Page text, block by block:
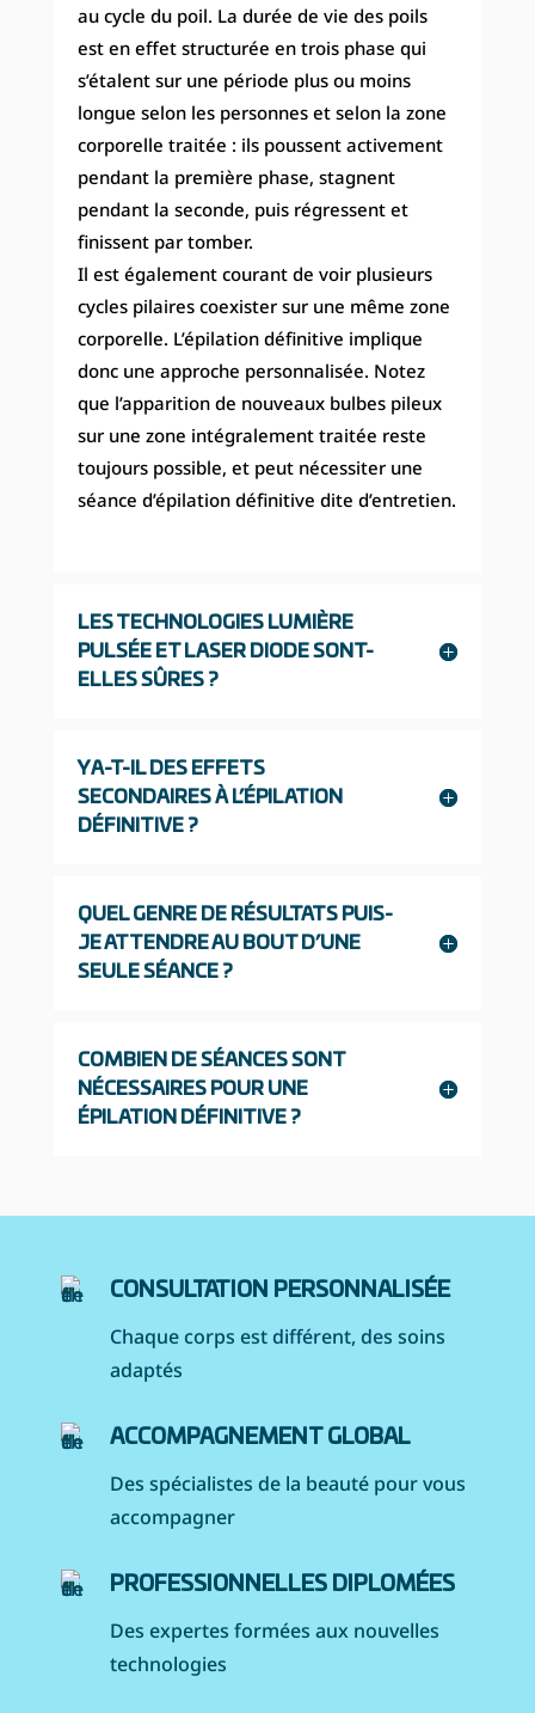
au cycle du poil. La durée de vie des poils
est en effet structurée en trois phase qui
s’étalent sur une période plus ou moins
longue selon les personnes et selon la zone
corporelle traitée : ils poussent activement
pendant la première phase, stagnent
pendant la seconde, puis régressent et
finissent par tomber.
Il est également courant de voir plusieurs
cycles pilaires coexister sur une même zone
corporelle. L’épilation définitive implique
donc une approche personnalisée. Notez
que l’apparition de nouveaux bulbes pileux
sur une zone intégralement traitée reste
toujours possible, et peut nécessiter une
séance d’épilation définitive dite d’entretien.
LES TECHNOLOGIES LUMIÈRE
PULSÉE ET LASER DIODE SONT-
ELLES SÛRES ?
Y A-T-IL DES EFFETS
SECONDAIRES À L’ÉPILATION
DÉFINITIVE ?
QUEL GENRE DE RÉSULTATS PUIS-
JE ATTENDRE AU BOUT D’UNE
SEULE SÉANCE ?
COMBIEN DE SÉANCES SONT
NÉCESSAIRES POUR UNE
ÉPILATION DÉFINITIVE ?
CONSULTATION PERSONNALISÉE
Chaque corps est différent, des soins
adaptés
ACCOMPAGNEMENT GLOBAL
Des spécialistes de la beauté pour vous
accompagner
PROFESSIONNELLES DIPLOMÉES
Des expertes formées aux nouvelles
technologies